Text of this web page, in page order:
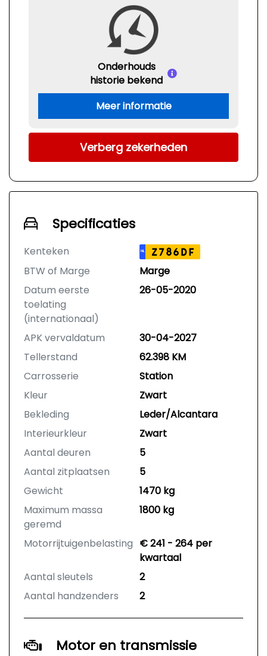
Onderhouds
historie bekend
Meer informatie
Verberg zekerheden
Specificaties
Kenteken NL Z786DF
BTW of Marge
Marge
Datum eerste
toelating
(internationaal)
26-05-2020
APK vervaldatum
30-04-2027
Tellerstand
62.398 KM
Carrosserie
Station
Kleur
Zwart
Bekleding
Leder/Alcantara
Interieurkleur
Zwart
Aantal deuren
5
Aantal zitplaatsen
5
Gewicht
1470 kg
Maximum massa
geremd
1800 kg
Motorrijtuigenbelasting € 241 - 264 per
kwartaal
Aantal sleutels
2
Aantal handzenders
2
Motor en transmissie